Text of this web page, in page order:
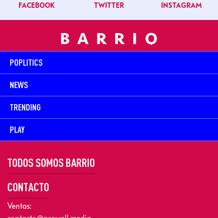
FACEBOOK TWITTER INSTAGRAM
POPLITICS
NEWS
TRENDING
PLAY
TODOS SOMOS BARRIO
CONTACTO
Ventas: